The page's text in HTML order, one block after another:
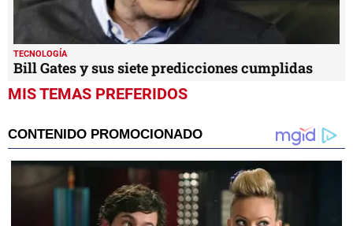
TECNOLOGÍA
Bill Gates y sus siete predicciones cumplidas
MIS TEMAS PREFERIDOS